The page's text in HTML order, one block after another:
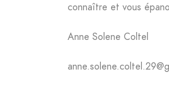
connaître et vous
Anne Solene Coltel